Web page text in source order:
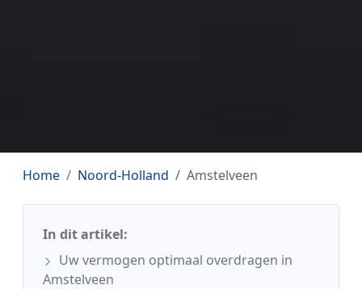
Home Noord-Holland Amstelveen
In dit artikel:
Uw vermogen optimaal overdragen in
Amstelveen